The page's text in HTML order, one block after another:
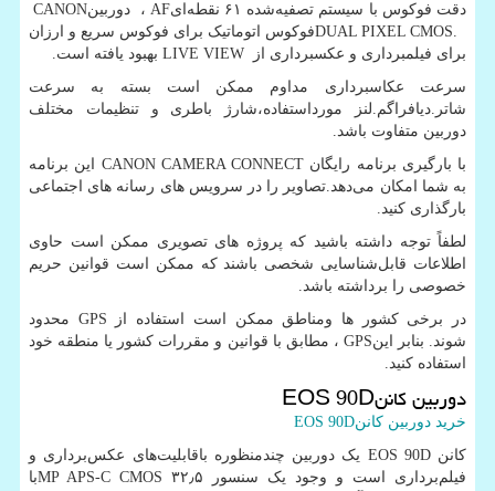
دقت فوکوس با سیستم تصفیه‌شده ۶۱ نقطه‌ای
AF ، دوربینCANON
DUAL PIXEL CMOS.فوکوس اتوماتیک برای فوکوس سریع و ارزان
برای فیلمبرداری و عکسبرداری از
LIVE VIEW بهبود یافته است.
سرعت عکاسبرداری مداوم ممکن است بسته به سرعت
شاتر.دیافراگم.لنز مورداستفاده،شارژ باطری و تنظیمات مختلف
دوربین متفاوت باشد.
با بارگیری برنامه رایگان CANON CAMERA CONNECT
این برنامه
به شما امکان می‌دهد.تصاویر را در سرویس های رسانه های اجتماعی
بارگذاری کنید.
لطفاً توجه داشته باشید که پروژه های تصویری ممکن است حاوی
اطلاعات قابل‌شناسایی شخصی باشند که ممکن است قوانین حریم
خصوصی را برداشته باشد.
در برخی کشور ها ومناطق ممکن است استفاده از
GPS محدود
شوند. بنابر اینGPS ، مطابق با قوانین و مقررات کشور یا منطقه خود
استفاده کنید.
دوربین کاننEOS 90D
خرید دوربین کاننEOS 90D
کانن EOS 90D یک دوربین چندمنظوره باقابلیت‌های عکس‌برداری و
فیلم‌برداری است و وجود یک سنسور ۳۲٫۵
MP APS-C CMOSبا